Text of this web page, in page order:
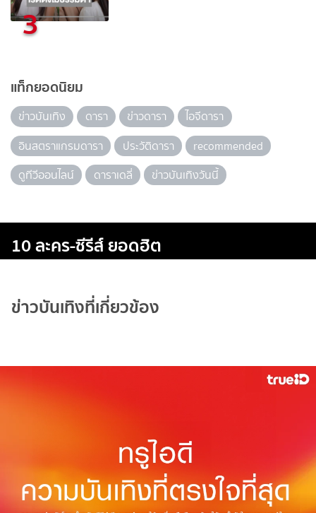
3
แท็กยอดนิยม
ข่าวบันเทิง ดารา ข่าวดารา
ไอจีดารา
อินสตราแกรมดารา
ประวัติดารา
recommended
ดูทีวีออนไลน์
ดาราเดลี่ ข่าวบันเทิงวันนี้
10 ละคร-ซีรีส์ ยอดฮิต
ข่าวบันเทิงที่เกี่ยวข้อง